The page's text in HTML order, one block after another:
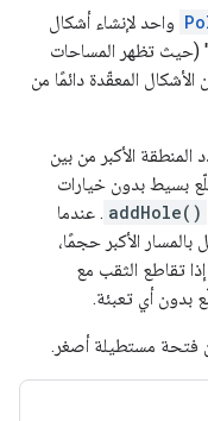
واحد لإنشاء أشكال
تظهر المساحات
المعقّدة دائمًا من
الأكبر من بين
بدون خيارات
. عندما
الأكبر حجمًا،
الثقب مع
أي تعبئة.
مستطيلة أصغر.